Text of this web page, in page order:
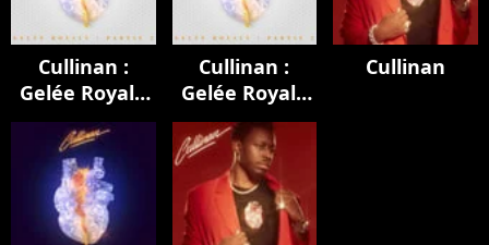
Cullinan :
Gelée Royale
(Partie 2)
Cullinan :
Gelée Royale
(Partie 2)
Cullinan